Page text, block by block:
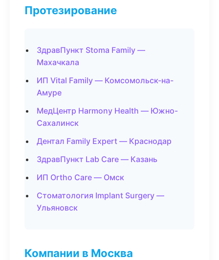
Протезирование
ЗдравПункт Stoma Family —
Махачкала
ИП Vital Family — Комсомольск-на-
Амуре
МедЦентр Harmony Health — Южно-
Сахалинск
Дентал Family Expert — Краснодар
ЗдравПункт Lab Care — Казань
ИП Ortho Care — Омск
Стоматология Implant Surgery —
Ульяновск
Компании в Москва